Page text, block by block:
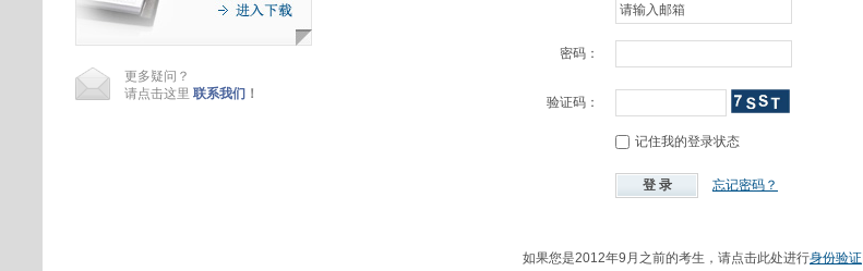
更多疑问？
请点击这里 联系我们 ！
密码：
验证码：
记住我的登录状态
忘记密码？
如果您是2012年9月之前的考生，请点击此处进行身份验证